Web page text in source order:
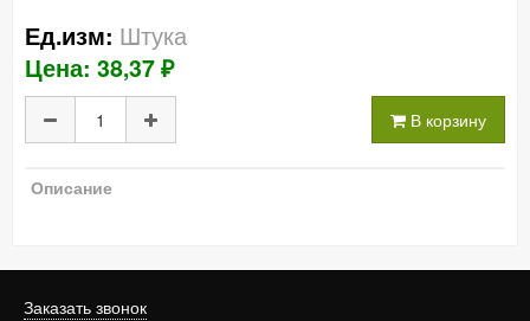
Ед.изм: Штука
Цена: 38,37 ₽
В корзину
Описание
Заказать звонок